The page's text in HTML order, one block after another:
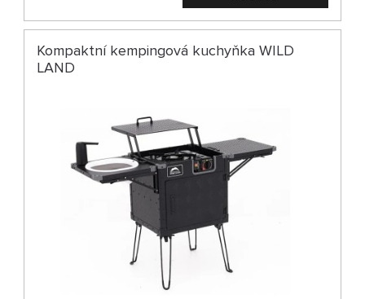
Kompaktní kempingová kuchyňka WILD
LAND